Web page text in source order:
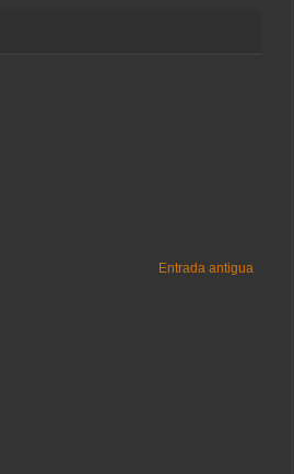
Entrada antigua